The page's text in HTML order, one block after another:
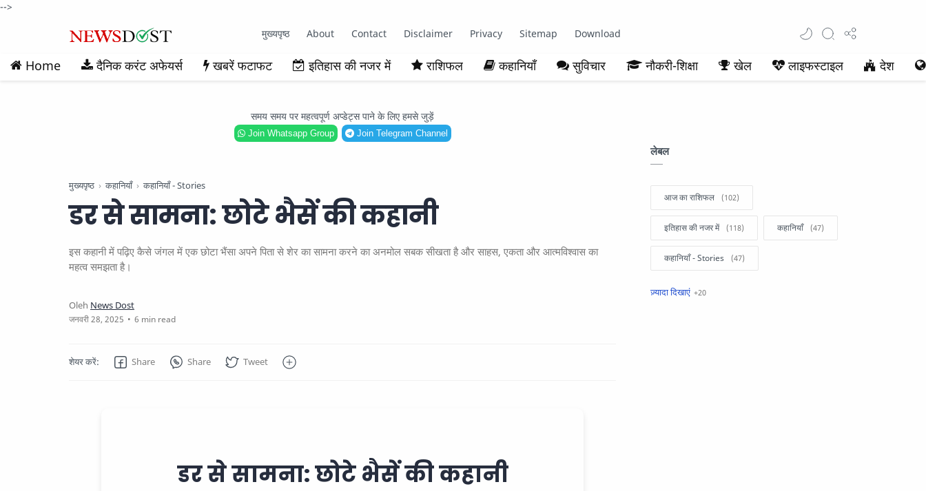
-->
मुख्यपृष्ठ About Contact Disclaimer Privacy Sitemap Download
Home दैनिक करंट अफेयर्स खबरें फटाफट इतिहास की नजर में राशिफल कहानियाँ सुविचार नौकरी-शिक्षा खेल लाइफस्टाइल देश
समय समय पर महत्वपूर्ण अप्डेट्स पाने के लिए हमसे जुड़ें
Join Whatsapp Group Join Telegram Channel
मुख्यपृष्ठ कहानियाँ कहानियाँ - Stories
डर से सामना: छोटे भैसें की कहानी
इस कहानी में पढ़िए कैसे जंगल में एक छोटा भैंसा अपने पिता से शेर का सामना करने का अनमोल सबक सीखता है और साहस, एकता और आत्मविश्वास का
महत्व समझता है।
6 min read
डर से सामना: छोटे भैसें की कहानी
लेबल
आज का राशिफल
इतिहास की नजर में कहानियाँ
कहानियाँ - Stories
खबरें फटाफट